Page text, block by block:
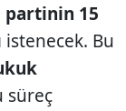
partinin 15
istenecek. Bu
süreç